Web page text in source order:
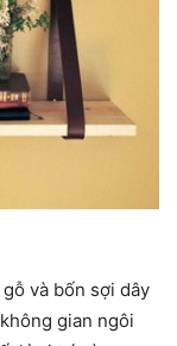
và bốn sợi dây
gian ngôi